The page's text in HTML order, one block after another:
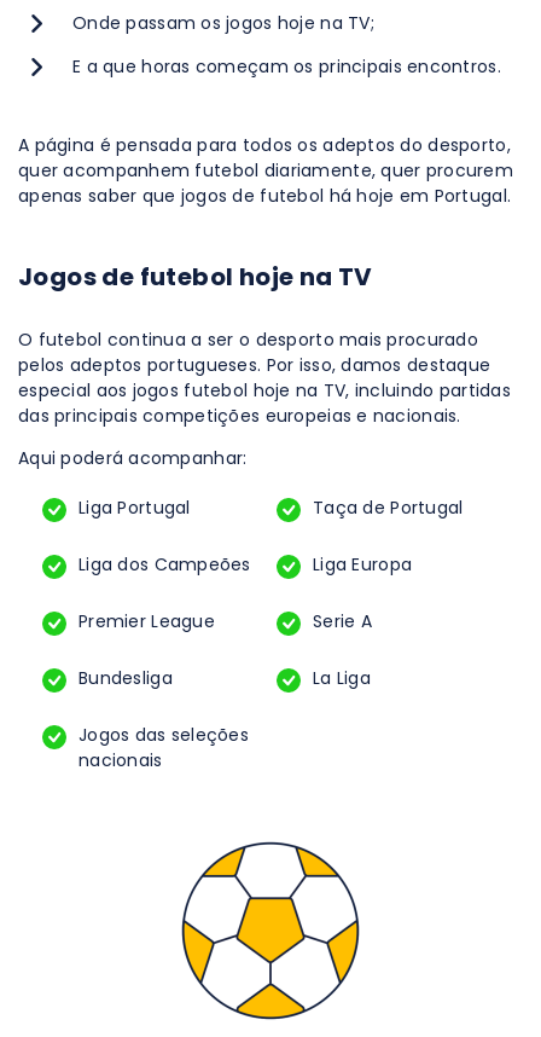
Onde passam os jogos hoje na TV;
E a que horas começam os principais encontros.
A página é pensada para todos os adeptos do desporto,
quer acompanhem futebol diariamente, quer procurem
apenas saber que jogos de futebol há hoje em Portugal.
Jogos de futebol hoje na TV
O futebol continua a ser o desporto mais procurado
pelos adeptos portugueses. Por isso, damos destaque
especial aos jogos futebol hoje na TV, incluindo partidas
das principais competições europeias e nacionais.
Aqui poderá acompanhar:
Liga Portugal Taça de Portugal
Liga dos Campeões Liga Europa
Premier League Serie A
Bundesliga La Liga
Jogos das seleções
nacionais